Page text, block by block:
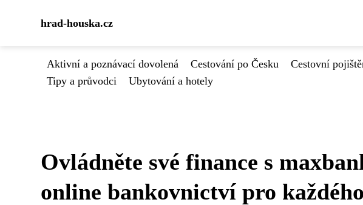
hrad-houska.cz
Aktivní a poznávací dovolená Cestování po Česku Cestovní
Tipy a průvodci
Ubytování a hotely
Ovládněte své finance s
online bankovnictví pro